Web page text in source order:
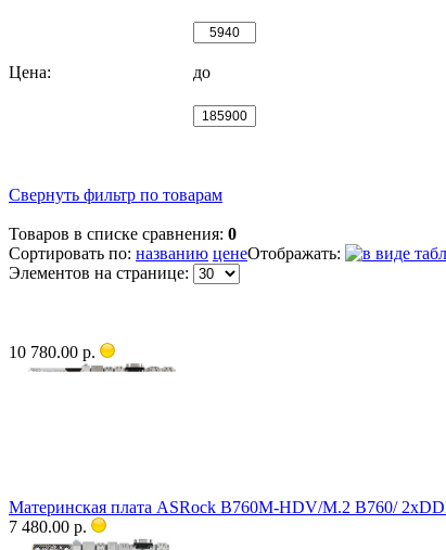
Цена: до
Свернуть фильтр по товарам
Товаров в списке сравнения: 0
Сортировать по: названию ценеОтображать:
Элементов на странице:
10 780.00 р.
Материнская плата ASRock B760M-HDV/M.2 B760/
7 480.00 р.